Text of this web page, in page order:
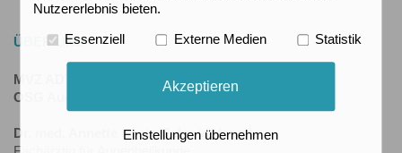
ÜBER UNS
MVZ ADTC Düsseldorf GmbH
OSG Augenpraxis Tönisvorst
Dr. med. Annette Grote-Schmidt (ang.)
Nutzererlebnis bieten.
Essenziell Externe Medien Statistik
Akzeptieren
Einstellungen übernehmen